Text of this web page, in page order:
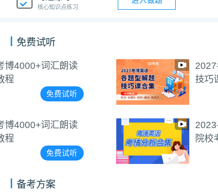
核心知识点练习
免费试听
2027考博英语各题型解题
技巧课合集
免费试听
2023-2025年考博英语各
院校考情分析合集
免费试听
备考方案